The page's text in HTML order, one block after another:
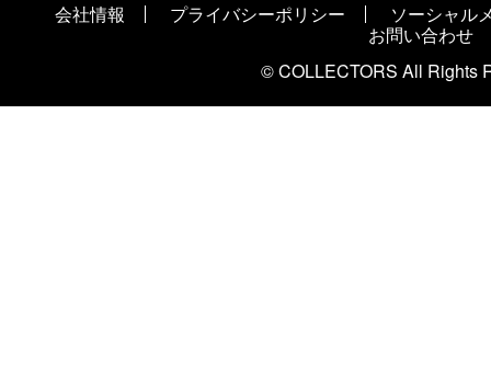
会社情報 プライバシーポリシー
ソーシャル
お問い合わせ
© COLLECTORS All Rights